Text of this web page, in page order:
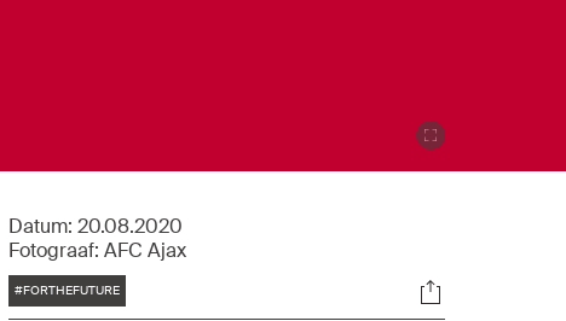
Datum: 20.08.2020
Fotograaf: AFC Ajax
Tags
#FORTHEFUTURE Socials